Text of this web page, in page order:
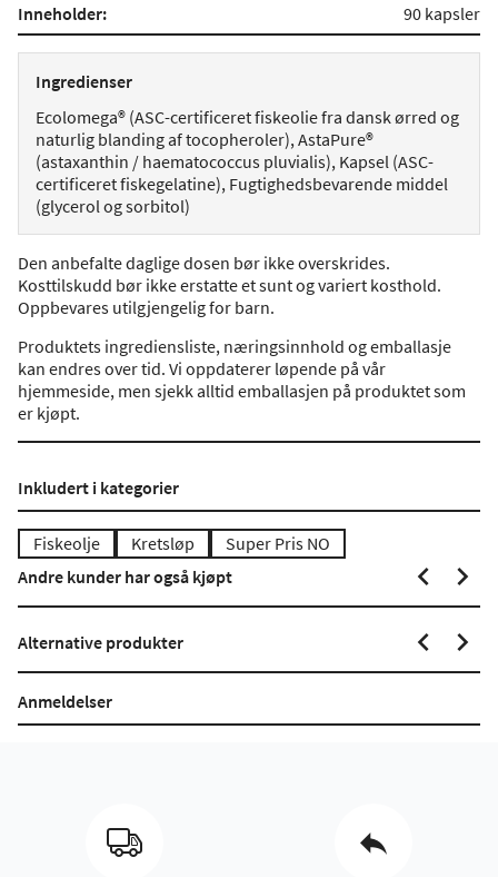
Inneholder: 90 kapsler
Ingredienser
Ecolomega® (ASC-certificeret fiskeolie fra dansk ørred og
naturlig blanding af tocopheroler), AstaPure®
(astaxanthin / haematococcus pluvialis), Kapsel (ASC-
certificeret fiskegelatine), Fugtighedsbevarende middel
(glycerol og sorbitol)
Den anbefalte daglige dosen bør ikke overskrides.
Kosttilskudd bør ikke erstatte et sunt og variert kosthold.
Oppbevares utilgjengelig for barn.
Produktets ingrediensliste, næringsinnhold og emballasje
kan endres over tid. Vi oppdaterer løpende på vår
hjemmeside, men sjekk alltid emballasjen på produktet som
er kjøpt.
Inkludert i kategorier
Fiskeolje Kretsløp
Super Pris NO
Andre kunder har også kjøpt
Alternative produkter
Anmeldelser